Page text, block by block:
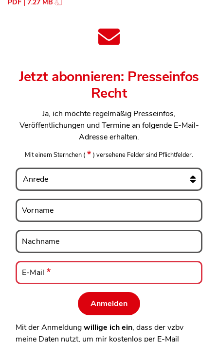
PDF | 7.27 MB
Jetzt abonnieren: Presseinfos
Recht
Ja, ich möchte regelmäßig Presseinfos,
Veröffentlichungen und Termine an folgende E-Mail-
Adresse erhalten.
Mit einem Sternchen ( ) versehene Felder sind Pflichtfelder.
Anrede
Vorname
Vorname
Nachname
Nachname
E-
Mail
E-Mail
Mit der Anmeldungwillige ich ein, dass der vzbv
meine Daten nutzt, um mir kostenlos per E-Mail